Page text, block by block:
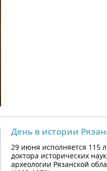
День в истории
29 июня исполняется 115
доктора исторических
археологии Рязанской